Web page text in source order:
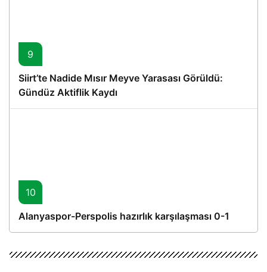
9
Siirt’te Nadide Mısır Meyve Yarasası Görüldü:
Gündüz Aktiflik Kaydı
10
Alanyaspor-Perspolis hazırlık karşılaşması 0-1